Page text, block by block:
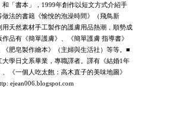
和「書本」，1999年創作以短文方式介紹手
做法的書籍《愉悅的泡澡時間》（飛鳥新
用天然素材手工製作的護膚用品熱潮，順勢成
品有《簡單護膚》、《簡單護膚 指導書》
《肥皂製作繪本》（主婦與生活社）等等。■
大學日文系畢業，專職譯者。譯有《結婚1年
《一個人吃太飽：高木直子的美味地圖》
ejean006.blogspot.com